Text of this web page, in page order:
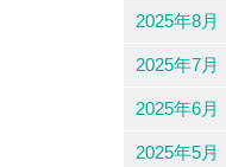
2025年8月
2025年7月
2025年6月
2025年5月